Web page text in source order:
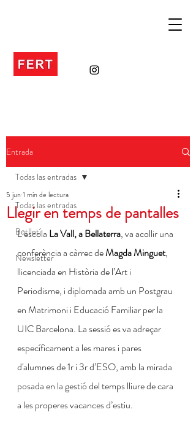
Entrada
Todas las entradas
Butlletí
Newsletter
Todas las entradas
Llegir en temps de pantalles
5 jun1 min de lectura
L’escola La Vall, a Bellaterra, va acollir una
conferència a càrrec de Magda Minguet,
llicenciada en Història de l’Art i
Periodisme, i diplomada amb un Postgrau
en Matrimoni i Educació Familiar per la
UIC Barcelona. La sessió es va adreçar
específicament a les mares i pares
d'alumnes de 1r i 3r d’ESO, amb la mirada
posada en la gestió del temps lliure de cara
a les properes vacances d’estiu.